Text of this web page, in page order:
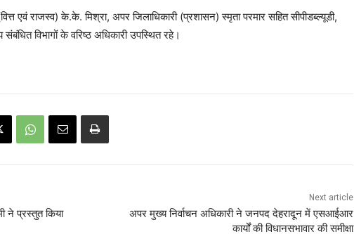
एवं राजस्व) के.के. मिश्रा, अपर जिलाधिकारी (प्रशासन) स्मृता परमार सहित सीपीडब्ल्यूडी,
विभागों के वरिष्ठ अधिकारी उपस्थित रहे।
ने प्रस्तुत किया
Next article
अपर मुख्य निर्वाचन अधिकारी ने जनपद देहरादून में एसआईआर
कार्यों की विधानसभावार की समीक्षा